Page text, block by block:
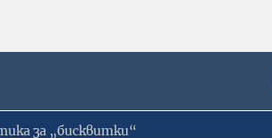
за „бисквитки“